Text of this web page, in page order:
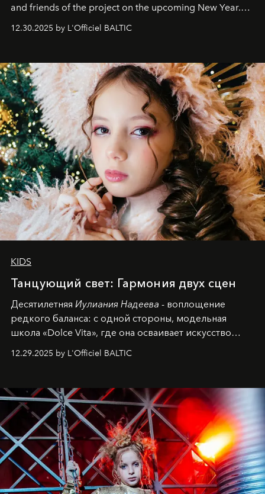
and friends of the project on the upcoming New Year.
May 2026 bring growth, inspiration, bold ideas, and new
achievements.
12.30.2025 by L'Officiel BALTIC
KIDS
Танцующий свет: Гармония двух сцен
Десятилетняя Иулиания Надеева - воплощение
редкого баланса: с одной стороны, модельная
школа «Dolce Vita», где она осваивает искусство
позы и образа, с другой - подготовительная
балетная студия при хореографическом училище,
танцевального пути за плечами.
12.29.2025 by L'Officiel BALTIC